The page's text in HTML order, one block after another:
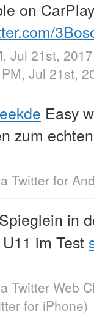
on
Jul 21st, 2017
Jul 21st,
Easy
zum
Twitter for
in
im Test
Twitter Web
for iPhone)